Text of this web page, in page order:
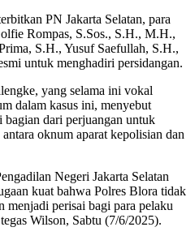
PN Jakarta Selatan, para
Rompas, S.Sos., S.H., M.H.,
S.H., Yusuf Saefullah, S.H.,
untuk menghadiri persidangan.
yang selama ini vokal
dalam kasus ini, menyebut
bagian dari perjuangan untuk
oknum aparat kepolisian dan
Negeri Jakarta Selatan
kuat bahwa Polres Blora tidak
menjadi perisai bagi para pelaku
Wilson, Sabtu (7/6/2025).